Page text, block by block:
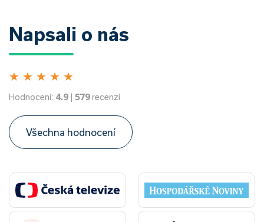
Napsali o nás
★ ★ ★ ★ ★
Hodnocení: 4.9 | 579recenzí
Všechna hodnocení